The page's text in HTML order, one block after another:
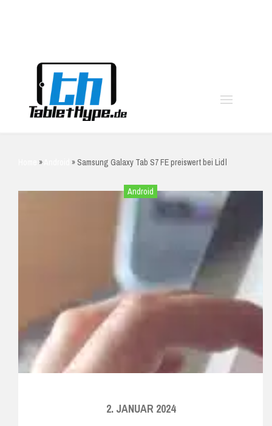
» » Samsung Galaxy Tab S7 FE preiswert bei Lidl
Android
2. JANUAR 2024